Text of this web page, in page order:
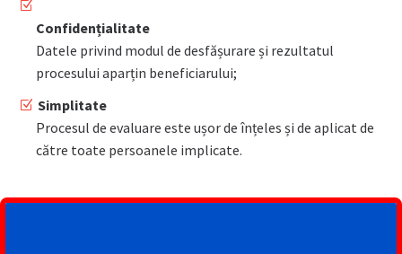
Confidențialitate
Datele privind modul de desfășurare și rezultatul
procesului aparțin beneficiarului;
Simplitate
Procesul de evaluare este ușor de înțeles și de aplicat de
către toate persoanele implicate.